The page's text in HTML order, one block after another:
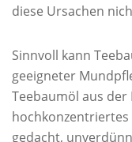
diese Ursachen
Sinnvoll kann
geeigneter
Teebaumöl aus der
gedacht,